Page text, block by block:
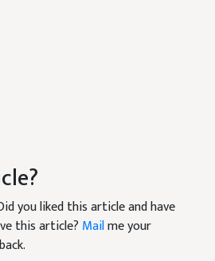
you liked this article and have
this article? Mailme your